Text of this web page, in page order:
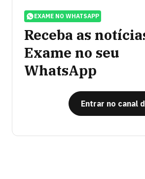
EXAME NO WHATSAPP
Receba as
Exame no seu
WhatsApp
Entrar no canal